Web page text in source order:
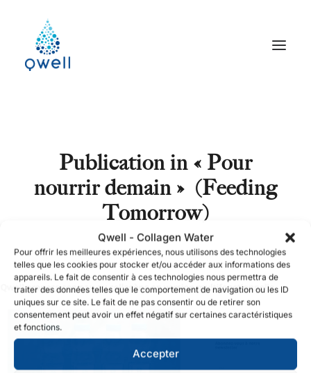
Qwell - Collagen Water
Pour offrir les meilleures expériences, nous utilisons des technologies
telles que les cookies pour stocker et/ou accéder aux informations des
appareils. Le fait de consentir à ces technologies nous permettra de
traiter des données telles que le comportement de navigation ou les ID
uniques sur ce site. Le fait de ne pas consentir ou de retirer son
consentement peut avoir un effet négatif sur certaines caractéristiques
et fonctions.
Accepter
Publication in « Pour
nourrir demain » (Feeding
Tomorrow)